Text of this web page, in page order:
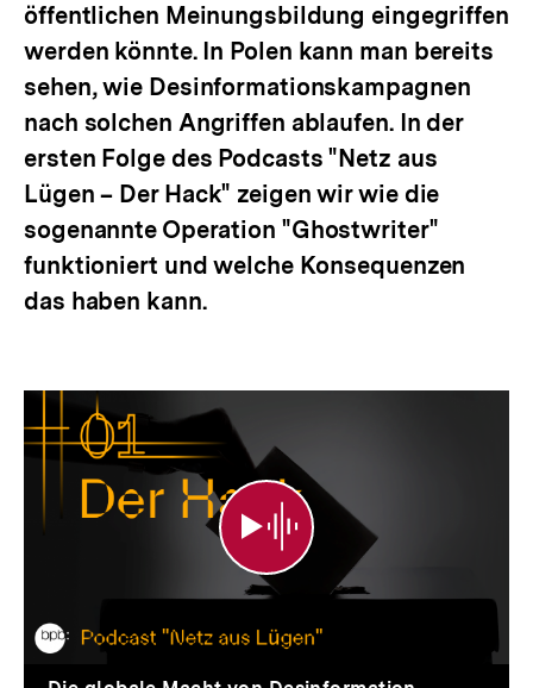
öffentlichen Meinungsbildung eingegriffen
werden könnte. In Polen kann man bereits
sehen, wie Desinformationskampagnen
nach solchen Angriffen ablaufen. In der
ersten Folge des Podcasts "Netz aus
Lügen – Der Hack" zeigen wir wie die
sogenannte Operation "Ghostwriter"
funktioniert und welche Konsequenzen
das haben kann.
Netz
aus
Lügen
Hack